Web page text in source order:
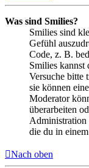
Was sind Smilies?
Smilies sind
Gefühl
Code, z. B.
Smilies kannst
Versuche bitte
sie können
Moderator
überarbeiten
Administration
die du in
Nach oben